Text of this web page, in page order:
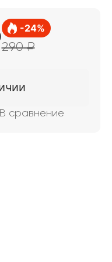
-24%
290₽
В сравнение